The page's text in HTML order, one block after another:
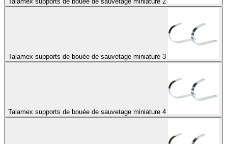
Talamex supports de bouée de sauvetage miniature 3
Talamex supports de bouée de sauvetage miniature 4